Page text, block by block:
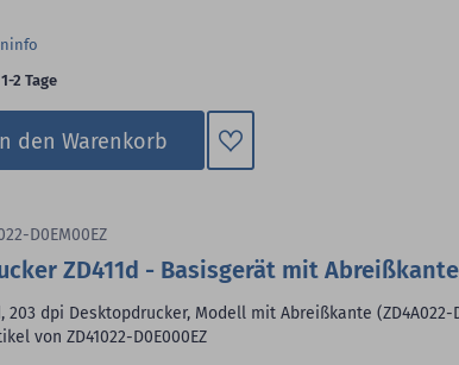
2 Tage
den Warenkorb
Zum
D0EM00EZ
ZD411d - Basisgerät mit Abreißkante
203 dpi Desktopdrucker, Modell mit Abreißkante (ZD4A022-
von ZD41022-D0E000EZ